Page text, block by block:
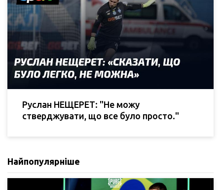
Руслан НЕЩЕРЕТ: "Не можу
стверджувати, що все було просто."
Найпопулярніше